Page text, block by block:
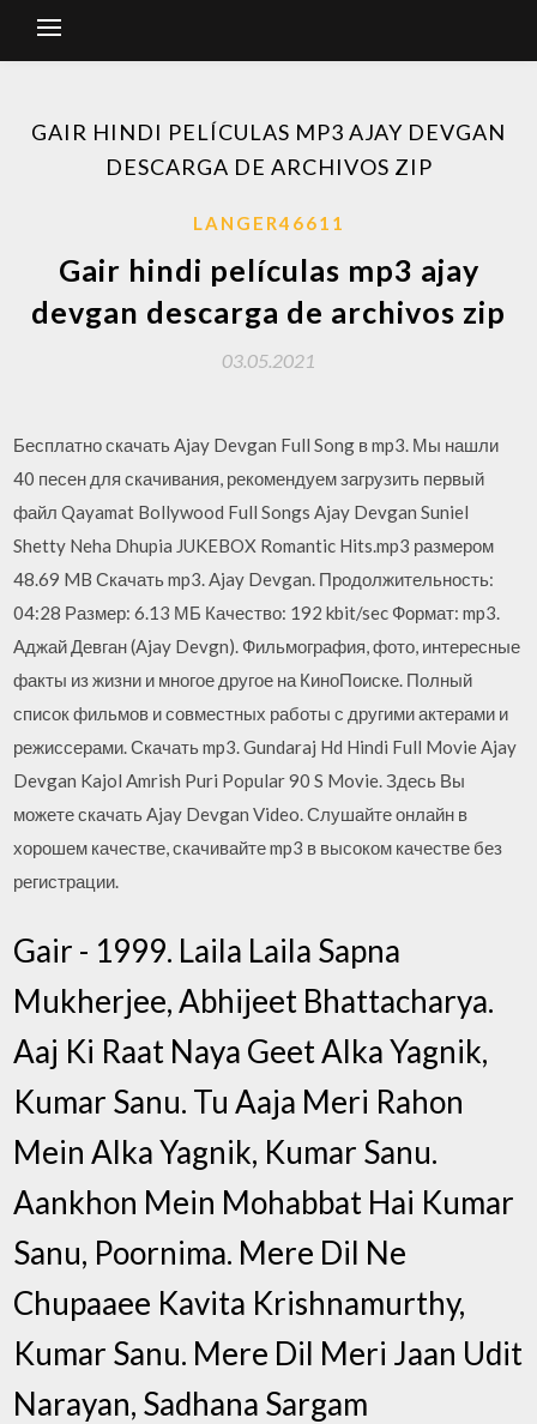
GAIR HINDI PELÍCULAS MP3 AJAY DEVGAN
DESCARGA DE ARCHIVOS ZIP
LANGER46611
Gair hindi películas mp3 ajay
devgan descarga de archivos zip
03.05.2021
Бесплатно скачать Ajay Devgan Full Song в mp3. Мы нашли
40 песен для скачивания, рекомендуем загрузить первый
файл Qayamat Bollywood Full Songs Ajay Devgan Suniel
Shetty Neha Dhupia JUKEBOX Romantic Hits.mp3 размером
48.69 MB Скачать mp3. Ajay Devgan. Продолжительность:
04:28 Размер: 6.13 МБ Качество: 192 kbit/sec Формат: mp3.
Аджай Девган (Ajay Devgn). Фильмография, фото, интересные
факты из жизни и многое другое на КиноПоиске. Полный
список фильмов и совместных работы с другими актерами и
режиссерами. Скачать mp3. Gundaraj Hd Hindi Full Movie Ajay
Devgan Kajol Amrish Puri Popular 90 S Movie. Здесь Вы
можете скачать Ajay Devgan Video. Слушайте онлайн в
хорошем качестве, скачивайте mp3 в высоком качестве без
регистрации.
Gair - 1999. Laila Laila Sapna
Mukherjee, Abhijeet Bhattacharya.
Aaj Ki Raat Naya Geet Alka Yagnik,
Kumar Sanu. Tu Aaja Meri Rahon
Mein Alka Yagnik, Kumar Sanu.
Aankhon Mein Mohabbat Hai Kumar
Sanu, Poornima. Mere Dil Ne
Chupaaee Kavita Krishnamurthy,
Kumar Sanu. Mere Dil Meri Jaan Udit
Narayan, Sadhana Sargam